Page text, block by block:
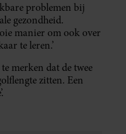
problemen bij
gezondheid.
manier om ook over
te leren.’
merken dat de twee
zitten. Een